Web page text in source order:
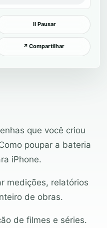
Ⅱ Pausar
↗ Compartilhar
que você criou
poupar a bateria
iPhone.
medições, relatórios
de obras.
de filmes e séries.